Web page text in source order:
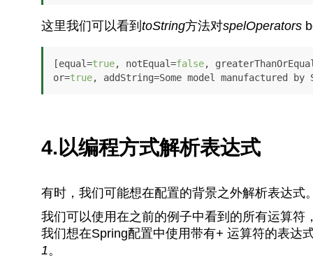
这里我们可以看到 toString方法对spelOperators
[equal=true, notEqual=false,
or=true
4.以编程方式解析表达式
有时，我们可能想在配置的背景之外解析表达式
我们可以使用在之前的例子中看到的所有运算
我们想在Spring配置中使用带有+ 运算符的表达
1。